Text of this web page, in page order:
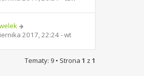
2017, 22:24 - wt
Tematy: 9 • Strona 1 z 1